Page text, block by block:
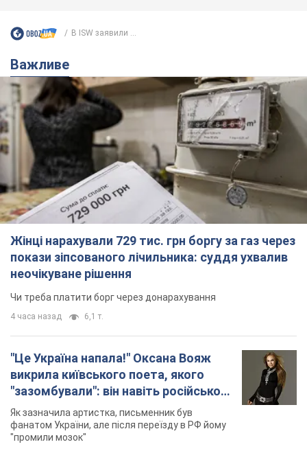
В ISW заявили ...
Важливе
Жінці нарахували 729 тис. грн боргу за газ через
покази зіпсованого лічильника: суддя ухвалив
неочікуване рішення
Чи треба платити борг через донарахування
4 часа назад 6,1 т.
"Це Україна напала!" Оксана Вояж
викрила київського поета, якого
"зазомбували": він навіть російської
не знав, а тепер хоче геноциду
українців
Як зазначила артистка, письменник був
фанатом України, але після переїзду в РФ йому
"промили мозок"